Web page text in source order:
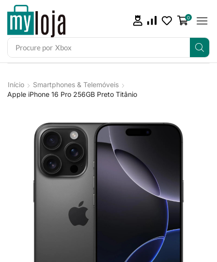
Procure por iPad
0
Início
Smartphones & Telemóveis
Apple iPhone 16 Pro 256GB Preto Titânio